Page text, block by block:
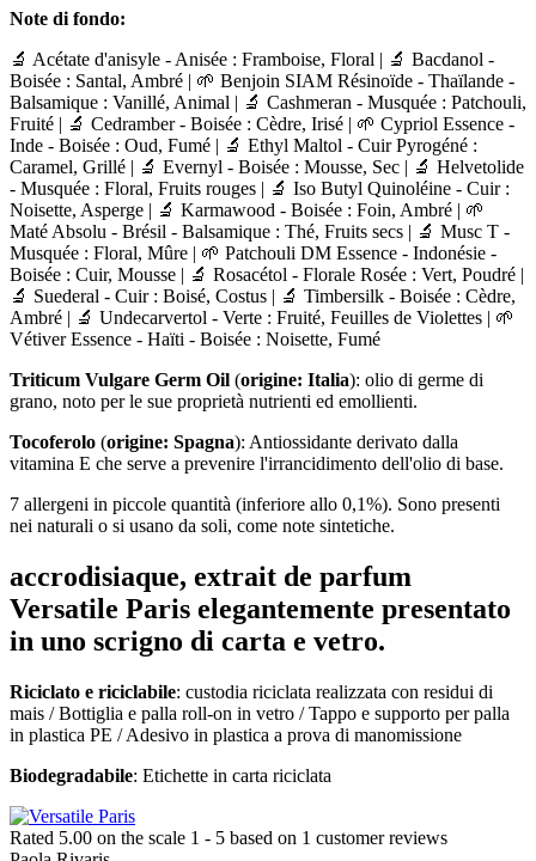
Note di fondo:
🔬 Acétate d'anisyle - Anisée : Framboise, Floral | 🔬 Bacdanol -
Boisée : Santal, Ambré | 🌱 Benjoin SIAM Résinoïde - Thaïlande -
Balsamique : Vanillé, Animal | 🔬 Cashmeran - Musquée : Patchouli,
Fruité | 🔬 Cedramber - Boisée : Cèdre, Irisé | 🌱 Cypriol Essence -
Inde - Boisée : Oud, Fumé | 🔬 Ethyl Maltol - Cuir Pyrogéné :
Caramel, Grillé | 🔬 Evernyl - Boisée : Mousse, Sec | 🔬 Helvetolide
- Musquée : Floral, Fruits rouges | 🔬 Iso Butyl Quinoléine - Cuir :
Noisette, Asperge | 🔬 Karmawood - Boisée : Foin, Ambré | 🌱
Maté Absolu - Brésil - Balsamique : Thé, Fruits secs | 🔬 Musc T -
Musquée : Floral, Mûre | 🌱 Patchouli DM Essence - Indonésie -
Boisée : Cuir, Mousse | 🔬 Rosacétol - Florale Rosée : Vert, Poudré |
🔬 Suederal - Cuir : Boisé, Costus | 🔬 Timbersilk - Boisée : Cèdre,
Ambré | 🔬 Undecarvertol - Verte : Fruité, Feuilles de Violettes | 🌱
Vétiver Essence - Haïti - Boisée : Noisette, Fumé
Triticum Vulgare Germ Oil (origine: Italia): olio di germe di
grano, noto per le sue proprietà nutrienti ed emollienti.
Tocoferolo (origine: Spagna): Antiossidante derivato dalla
vitamina E che serve a prevenire l'irrancidimento dell'olio di base.
7 allergeni in piccole quantità (inferiore allo 0,1%). Sono presenti
nei naturali o si usano da soli, come note sintetiche.
accrodisiaque, extrait de parfum
Versatile Paris elegantemente presentato
in uno scrigno di carta e vetro.
Riciclato e riciclabile: custodia riciclata realizzata con residui di
mais / Bottiglia e palla roll-on in vetro / Tappo e supporto per palla
in plastica PE / Adesivo in plastica a prova di manomissione
Biodegradabile: Etichette in carta riciclata
Rated 5.00 on the scale 1 - 5 based on 1 customer reviews